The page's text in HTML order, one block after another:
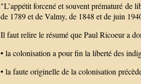
"L’appétit forcené et souvent prématuré de
de 1789 et de Valmy, de 1848 et de juin
Il faut relire le résumé que Paul Ricoeur a
• la colonisation a pour fin la liberté des
• la faute originelle de la colonisation